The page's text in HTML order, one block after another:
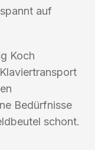
auf
Koch
Bedürfnisse
schont.